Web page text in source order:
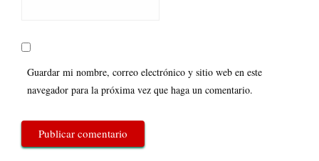
Guardar mi nombre, correo electrónico y sitio web en este
navegador para la próxima vez que haga un comentario.